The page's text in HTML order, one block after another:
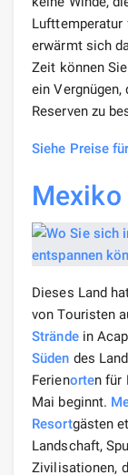
Lufttemperatur
erwärmt sich
Zeit können
ein
Reserven zu
Siehe Preise
Mexiko
Dieses Land
von Touristen
Strändein
Süden des
Ferienorten für
Mai beginnt.
Resortgästen
Landschaft,
Zivilisationen,